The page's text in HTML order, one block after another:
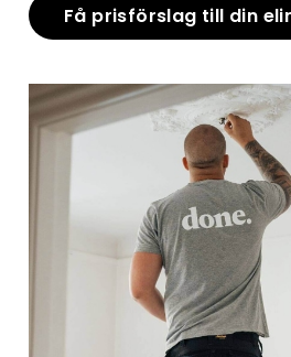
Få prisförslag till din